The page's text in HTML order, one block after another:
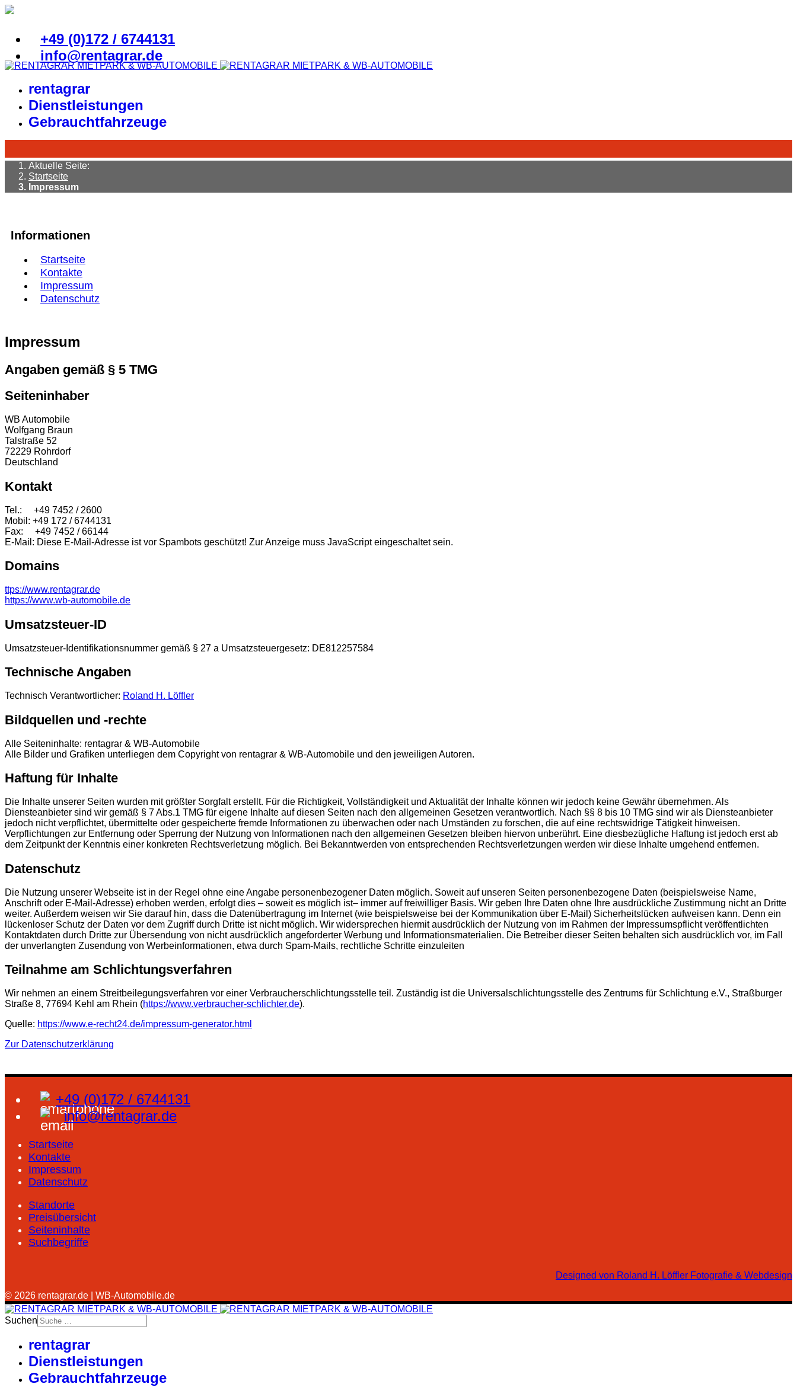
+49 (0)172 / 6744131
info@rentagrar.de
rentagrar
Dienstleistungen
Gebrauchtfahrzeuge
Aktuelle Seite:
Startseite
Impressum
Informationen
Startseite
Kontakte
Impressum
Datenschutz
Impressum
Angaben gemäß § 5 TMG
Seiteninhaber
WB Automobile
Wolfgang Braun
Talstraße 52
72229 Rohrdorf
Deutschland
Kontakt
Tel.: +49 7452 / 2600
Mobil: +49 172 / 6744131
Fax: +49 7452 / 66144
E-Mail: Diese E-Mail-Adresse ist vor Spambots geschützt! Zur Anzeige muss JavaScript eingeschaltet sein.
Domains
ttps://www.rentagrar.de
https://www.wb-automobile.de
Umsatzsteuer-ID
Umsatzsteuer-Identifikationsnummer gemäß § 27 a Umsatzsteuergesetz: DE812257584
Technische Angaben
Technisch Verantwortlicher: Roland H. Löffler
Bildquellen und -rechte
Alle Seiteninhalte: rentagrar & WB-Automobile
Alle Bilder und Grafiken unterliegen dem Copyright von rentagrar & WB-Automobile und den jeweiligen Autoren.
Haftung für Inhalte
Die Inhalte unserer Seiten wurden mit größter Sorgfalt erstellt. Für die Richtigkeit, Vollständigkeit und Aktualität der Inhalte können wir jedoch keine Gewähr übernehmen. Als
Diensteanbieter sind wir gemäß § 7 Abs.1 TMG für eigene Inhalte auf diesen Seiten nach den allgemeinen Gesetzen verantwortlich. Nach §§ 8 bis 10 TMG sind wir als Diensteanbieter
jedoch nicht verpflichtet, übermittelte oder gespeicherte fremde Informationen zu überwachen oder nach Umständen zu forschen, die auf eine rechtswidrige Tätigkeit hinweisen.
Verpflichtungen zur Entfernung oder Sperrung der Nutzung von Informationen nach den allgemeinen Gesetzen bleiben hiervon unberührt. Eine diesbezügliche Haftung ist jedoch erst ab
dem Zeitpunkt der Kenntnis einer konkreten Rechtsverletzung möglich. Bei Bekanntwerden von entsprechenden Rechtsverletzungen werden wir diese Inhalte umgehend entfernen.
Datenschutz
Die Nutzung unserer Webseite ist in der Regel ohne eine Angabe personenbezogener Daten möglich. Soweit auf unseren Seiten personenbezogene Daten (beispielsweise Name,
Anschrift oder E-Mail-Adresse) erhoben werden, erfolgt dies – soweit es möglich ist– immer auf freiwilliger Basis. Wir geben Ihre Daten ohne Ihre ausdrückliche Zustimmung nicht an Dritte
weiter. Außerdem weisen wir Sie darauf hin, dass die Datenübertragung im Internet (wie beispielsweise bei der Kommunikation über E-Mail) Sicherheitslücken aufweisen kann. Denn ein
lückenloser Schutz der Daten vor dem Zugriff durch Dritte ist nicht möglich. Wir widersprechen hiermit ausdrücklich der Nutzung von im Rahmen der Impressumspflicht veröffentlichten
Kontaktdaten durch Dritte zur Übersendung von nicht ausdrücklich angeforderter Werbung und Informationsmaterialien. Die Betreiber dieser Seiten behalten sich ausdrücklich vor, im Fall
der unverlangten Zusendung von Werbeinformationen, etwa durch Spam-Mails, rechtliche Schritte einzuleiten
Teilnahme am Schlichtungsverfahren
Wir nehmen an einem Streitbeilegungsverfahren vor einer Verbraucherschlichtungsstelle teil. Zuständig ist die Universalschlichtungsstelle des Zentrums für Schlichtung e.V., Straßburger
Straße 8, 77694 Kehl am Rhein (https://www.verbraucher-schlichter.de).
Quelle: https://www.e-recht24.de/impressum-generator.html
Zur Datenschutzerklärung
+49 (0)172 / 6744131
info@rentagrar.de
Startseite
Kontakte
Impressum
Datenschutz
Standorte
Preisübersicht
Seiteninhalte
Suchbegriffe
Designed von Roland H. Löffler Fotografie & Webdesign
© 2026 rentagrar.de | WB-Automobile.de
Suchen
rentagrar
Dienstleistungen
Gebrauchtfahrzeuge